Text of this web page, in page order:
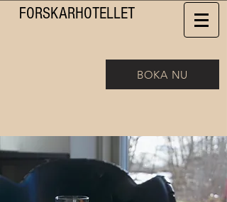
FORSKARHOTELLET
BOKA NU